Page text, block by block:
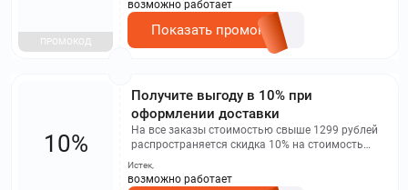
ПРОМОКОД
возможно работает
Показать промокод
Получите выгоду в 10% при
оформлении доставки
На все заказы стоимостью свыше 1299 рублей
распространяется скидка 10% на стоимость
доставки.
10%
Истек,
возможно работает